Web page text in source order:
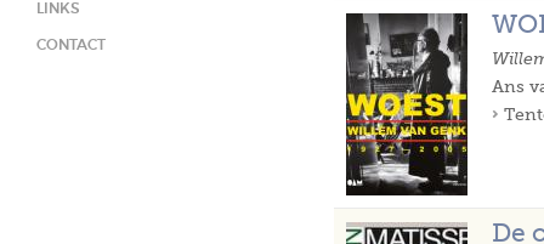
Ans
De
LINKS
CONTACT